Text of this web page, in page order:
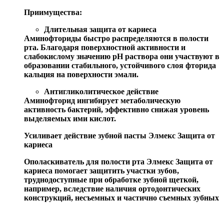
Приимущества:
Длительная защита от кариеса
Аминофториды быстро распределяются в полости
рта. Благодаря поверхностной активности и
слабокислому значению рН раствора они участвуют в
образовании стабильного, устойчивого слоя фторида
кальция на поверхности эмали.
Антигликолитическое действие
Аминофторид ингибирует метаболическую
активность бактерий, эффективно снижая уровень
выделяемых ими кислот.
Усиливает действие зубной пасты Элмекс Защита от
кариеса
Ополаскиватель для полости рта Элмекс Защита от
кариеса помогает защитить участки зубов,
труднодоступные при обработке зубной щеткой,
например, вследствие наличия ортодонтических
конструкций, несъемных и частично съемных зубных